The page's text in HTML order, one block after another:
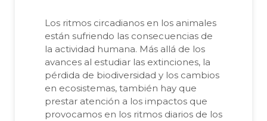
Los ritmos circadianos en los animales
están sufriendo las consecuencias de
la actividad humana. Más allá de los
avances al estudiar las extinciones, la
pérdida de biodiversidad y los cambios
en ecosistemas, también hay que
prestar atención a los impactos que
provocamos en los ritmos diarios de los